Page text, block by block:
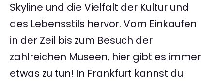
Skyline und die Vielfalt der Kultur und
des Lebensstils hervor. Vom Einkaufen
in der Zeil bis zum Besuch der
zahlreichen Museen, hier gibt es immer
etwas zu tun! In Frankfurt kannst du